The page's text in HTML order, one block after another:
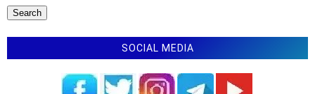
SOCIAL MEDIA